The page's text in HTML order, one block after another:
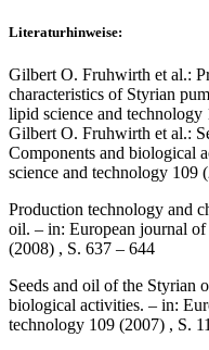
Literaturhinweise:
Gilbert O. Fruhwirth et al.:
characteristics of Styrian
lipid science and
Gilbert O. Fruhwirth et al.:
Components and biological
science and technology 109
Production technology and
oil. – in: European journal
(2008) , S. 637 – 644
Seeds and oil of the Styrian
biological activities. – in:
technology 109 (2007) , S.